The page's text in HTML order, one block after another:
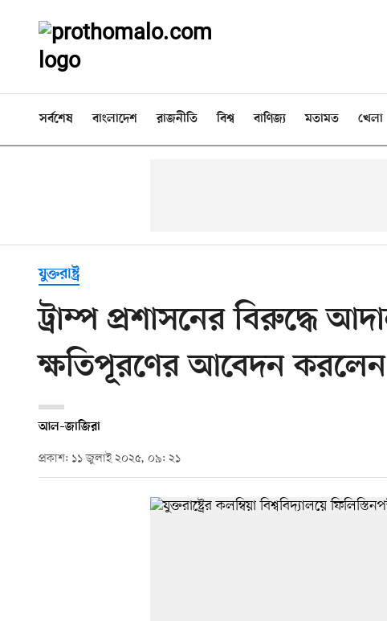
সর্বশেষ বাংলাদেশ রাজনীতি বিশ্ব বাণিজ্য মতামত খেলা
যুক্তরাষ্ট্র
ট্রাম্প প্রশাসনের বিরুদ্ধে
ক্ষতিপূরণের আবেদন
আল–জাজিরা
প্রকাশ: ১১ জুলাই ২০২৫, ০৯: ২১